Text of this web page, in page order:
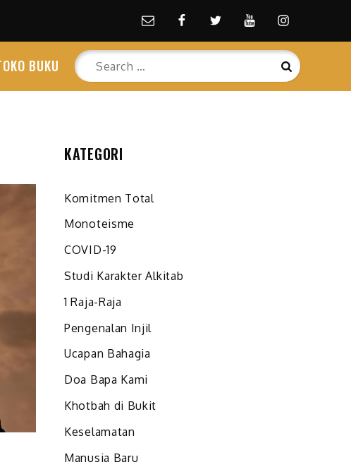
Email facebookTwitterYoutubeInstagram
BUKU
Search
for:
Search
KATEGORI
Komitmen Total
Monoteisme
COVID-19
Studi Karakter Alkitab
1 Raja-Raja
Pengenalan Injil
Ucapan Bahagia
Doa Bapa Kami
Khotbah di Bukit
Keselamatan
Manusia Baru